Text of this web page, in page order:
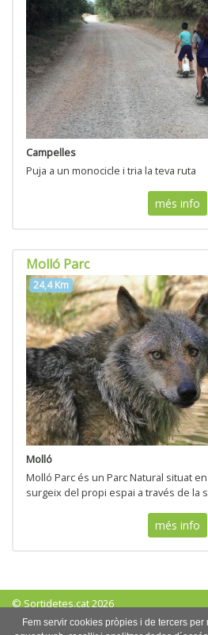
Campelles
Puja a un monocicle i tria la teva ruta
més info
Molló Parc
24,4 Km
Molló
Molló Parc és un Parc Natural situat
surgeix del propi espai a través de la
més info
© Sortidetes.cat 2026
Avís legal|Política de privadesa|Política
Fem servir cookies pròpies i de tercers per